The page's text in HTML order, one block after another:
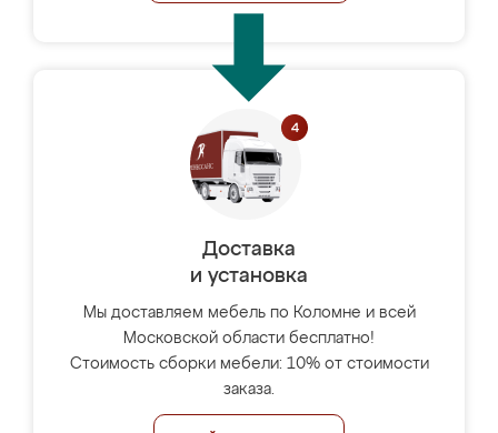
Доставка
и установка
Мы доставляем мебель по Коломне и всей
Московской области бесплатно!
Стоимость сборки мебели: 10% от стоимости
заказа.